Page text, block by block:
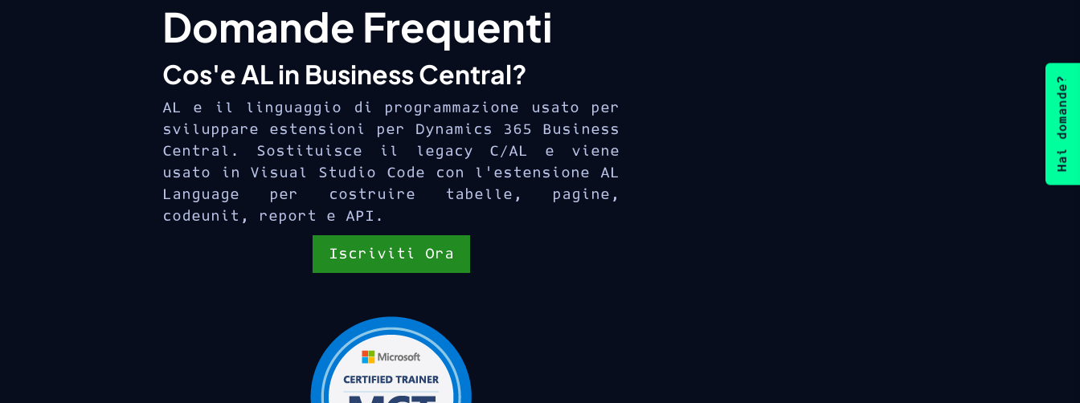
Domande Frequenti
Cos'e AL in Business Central?
AL e il linguaggio di programmazione usato per
sviluppare estensioni per Dynamics 365 Business
Central. Sostituisce il legacy C/AL e viene
usato in Visual Studio Code con l'estensione AL
Language per costruire tabelle, pagine,
codeunit, report e API.
Iscriviti Ora
Hai domande?